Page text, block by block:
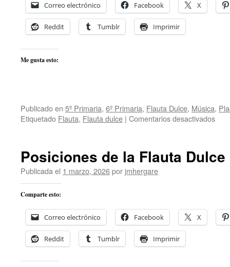
Correo electrónico Facebook X
Reddit Tumblr Imprimir
Me gusta esto:
Publicado en 5º Primaria, 6º Primaria, Flauta Dulce, Música,
Etiquetado Flauta, Flauta dulce | Comentarios desactivadosen
Posiciones de la Flauta Dulce
Publicada el 1 marzo, 2026por jmhergare
Comparte esto:
Correo electrónico Facebook X
Reddit Tumblr Imprimir